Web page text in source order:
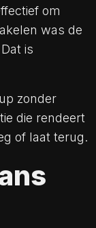
om
was de
is
zonder
die rendeert
of laat terug.